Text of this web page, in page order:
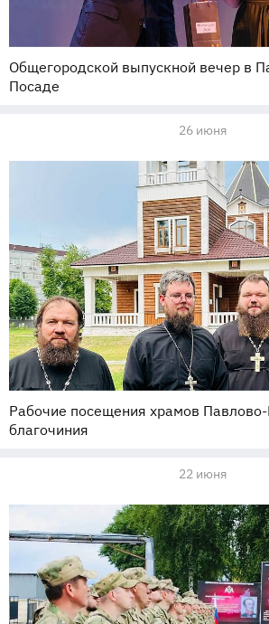
Общегородской выпускной вечер в
Посаде
26 июня
Рабочие посещения храмов
благочиния
22 июня